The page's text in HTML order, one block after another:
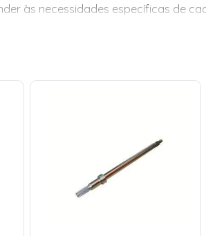
às necessidades específicas de